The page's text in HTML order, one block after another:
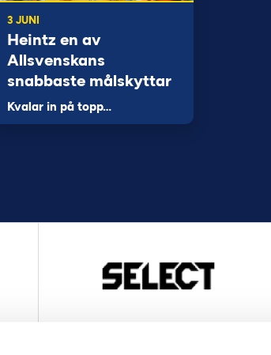
3 JUNI
Heintz en av
Allsvenskans
snabbaste målskyttar
Kvalar in på topp…